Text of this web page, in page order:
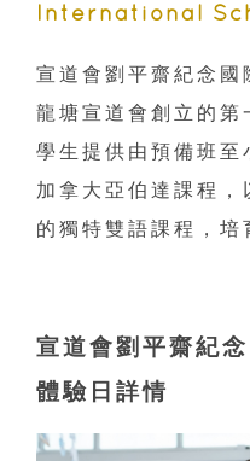
International
宣道會劉平齋紀念
龍塘宣道會創立的第
學生提供由預備班至
加拿大亞伯達課程
的獨特雙語課程，培
宣道會劉平齋紀
體驗日詳情